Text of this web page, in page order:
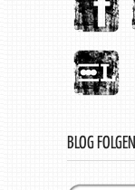
BLOG FOLGEN